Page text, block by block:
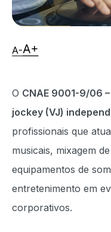
O CNAE 9001-9/06
jockey (VJ)
profissionais que
musicais, mixagem
equipamentos de
entretenimento em
corporativos.